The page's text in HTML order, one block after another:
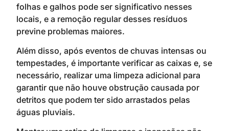
folhas e galhos pode ser significativo nesses
locais, e a remoção regular desses resíduos
previne problemas maiores.
Além disso, após eventos de chuvas intensas ou
tempestades, é importante verificar as caixas e, se
necessário, realizar uma limpeza adicional para
garantir que não houve obstrução causada por
detritos que podem ter sido arrastados pelas
águas pluviais.